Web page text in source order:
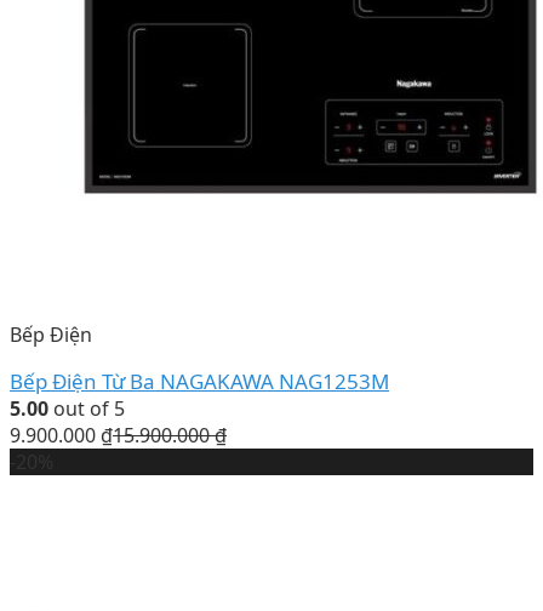
Bếp Điện
Bếp Điện Từ Ba NAGAKAWA NAG1253M
5.00 out of 5
9.900.000 ₫15.900.000₫